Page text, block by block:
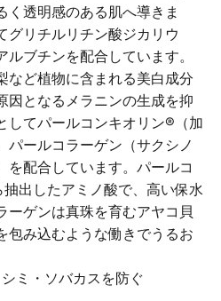
透明感のある肌へ導きま
グリチルリチン酸ジカリウ
ブチンを配合しています。
など植物に含まれる美白成分
因となるメラニンの生成を抑
してパールコンキオリン®（加
パールコラーゲン（サクシノ
を配合しています。パールコ
出したアミノ酸で、高い保水
ーゲンは真珠を育むアヤコ貝
包み込むような働きでうるお
ミ・ソバカスを防ぐ